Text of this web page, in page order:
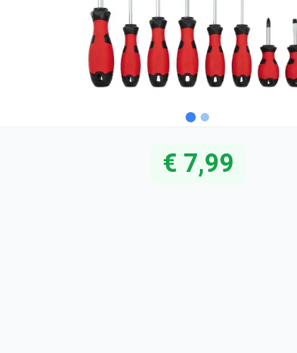
€ 7,99